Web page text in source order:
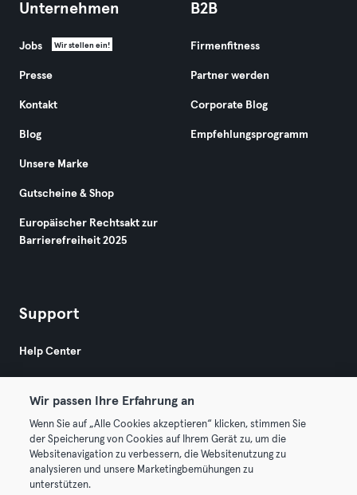
Unternehmen
Jobs Wir stellen ein!
Presse
Kontakt
Blog
Unsere Marke
Gutscheine & Shop
Europäischer Rechtsakt zur
Barrierefreiheit 2025
B2B
Firmenfitness
Partner werden
Corporate Blog
Empfehlungsprogramm
Support
Help Center
© 2026 Urban Sports Group GmbH. All rights reserved.
AGB Datenschutz
Wir passen Ihre Erfahrung an
Wenn Sie auf „Alle Cookies akzeptieren“ klicken, stimmen Sie
der Speicherung von Cookies auf Ihrem Gerät zu, um die
Websitenavigation zu verbessern, die Websitenutzung zu
analysieren und unsere Marketingbemühungen zu
unterstützen.